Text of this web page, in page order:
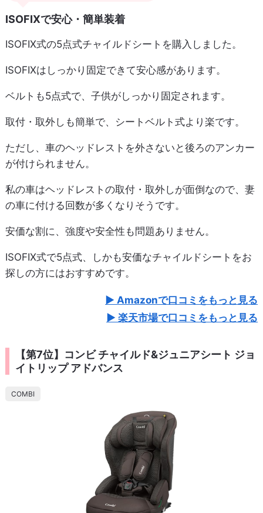
ISOFIXで安心・簡単装着
ISOFIX式の5点式チャイルドシートを購入しました。
ISOFIXはしっかり固定できて安心感があります。
ベルトも5点式で、子供がしっかり固定されます。
取付・取外しも簡単で、シートベルト式より楽です。
ただし、車のヘッドレストを外さないと後ろのアンカー
が付けられません。
私の車はヘッドレストの取付・取外しが面倒なので、妻
の車に付ける回数が多くなりそうです。
安価な割に、強度や安全性も問題ありません。
ISOFIX式で5点式、しかも安価なチャイルドシートをお
探しの方にはおすすめです。
Amazonで口コミをもっと見る
楽天市場で口コミをもっと見る
【第7位】コンビ チャイルド&ジュニアシート ジョ
イトリップ アドバンス
COMBI